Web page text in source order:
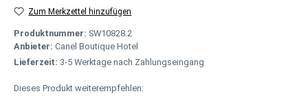
Zum Merkzettel hinzufügen
Produktnummer: SW10828.2
Anbieter: Canel Boutique Hotel
Lieferzeit: 3-5 Werktage nach Zahlungseingang
Dieses Produkt weiterempfehlen: